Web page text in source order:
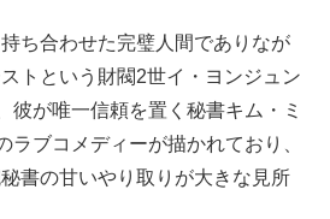
ち合わせた完璧人間でありなが
トという財閥2世イ・ヨンジュン
彼が唯一信頼を置く秘書キム・ミ
ラブコメディーが描かれており、
書の甘いやり取りが大きな見所